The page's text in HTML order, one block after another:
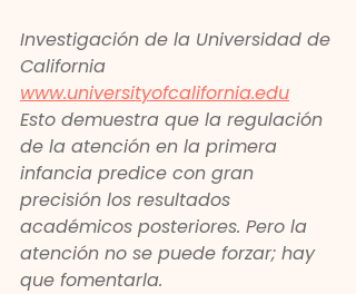
Investigación de la Universidad de
California
www.universityofcalifornia.edu
Esto demuestra que la regulación
de la atención en la primera
infancia predice con gran
precisión los resultados
académicos posteriores. Pero la
atención no se puede forzar; hay
que fomentarla.